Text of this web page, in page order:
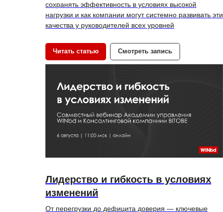
сохранять эффективность в условиях высокой
нагрузки и как компании могут системно развивать эти
качества у руководителей всех уровней
Читать статью Смотреть запись
Лидерство и гибкость в условиях
изменений
От перегрузки до дефицита доверия — ключевые